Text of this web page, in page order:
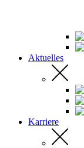
Aktuelles
Karriere